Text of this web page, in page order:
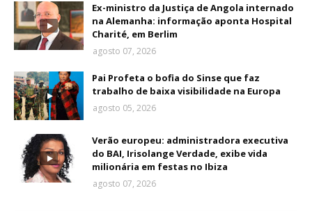
Ex-ministro da Justiça de Angola internado
na Alemanha: informação aponta Hospital
Charité, em Berlim
agosto 07, 2026
Pai Profeta o bofia do Sinse que faz
trabalho de baixa visibilidade na Europa
agosto 05, 2026
Verão europeu: administradora executiva
do BAI, Irisolange Verdade, exibe vida
milionária em festas no Ibiza
agosto 07, 2026